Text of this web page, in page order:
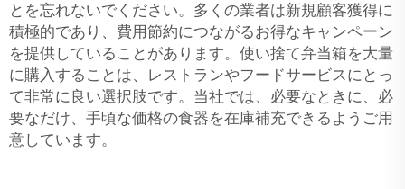
とを忘れないでください。多くの業者は新規顧客獲得に
積極的であり、費用節約につながるお得なキャンペーン
を提供していることがあります。使い捨て弁当箱を大量
に購入することは、レストランやフードサービスにとっ
て非常に良い選択肢です。当社では、必要なときに、必
要なだけ、手頃な価格の食器を在庫補充できるようご用
意しています。